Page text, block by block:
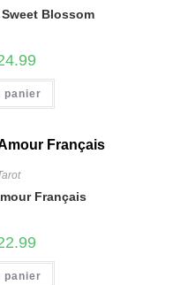
Blossom
panier
Français
panier